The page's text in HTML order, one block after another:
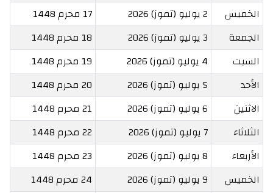
الخميس
2 يوليو (تموز) 2026
17 محرم 1448
الجمعة
3 يوليو (تموز) 2026
18 محرم 1448
السبت
4 يوليو (تموز) 2026
19 محرم 1448
الأحد
5 يوليو (تموز) 2026
20 محرم 1448
الاثنين
6 يوليو (تموز) 2026
21 محرم 1448
الثلاثاء
7 يوليو (تموز) 2026
22 محرم 1448
الأربعاء
8 يوليو (تموز) 2026
23 محرم 1448
الخميس
9 يوليو (تموز) 2026
24 محرم 1448